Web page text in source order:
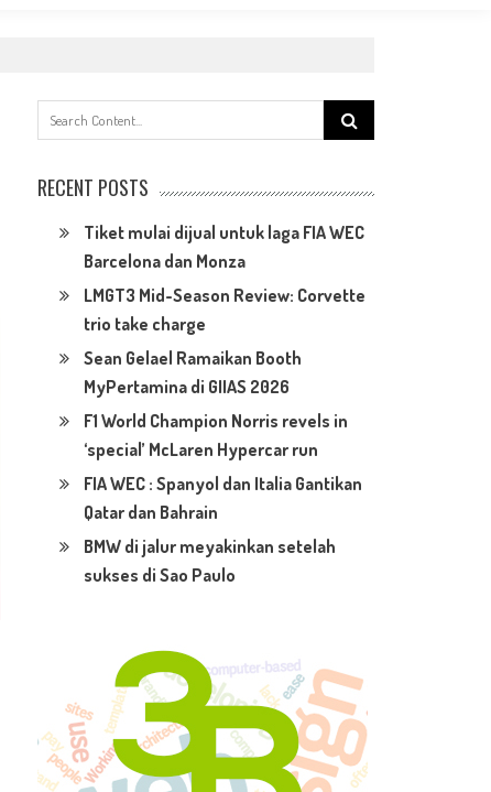
Search
for:
RECENT POSTS
Tiket mulai dijual untuk laga FIA WEC
Barcelona dan Monza
LMGT3 Mid-Season Review: Corvette
trio take charge
Sean Gelael Ramaikan Booth
MyPertamina di GIIAS 2026
F1 World Champion Norris revels in
‘special’ McLaren Hypercar run
FIA WEC : Spanyol dan Italia Gantikan
Qatar dan Bahrain
BMW di jalur meyakinkan setelah
sukses di Sao Paulo